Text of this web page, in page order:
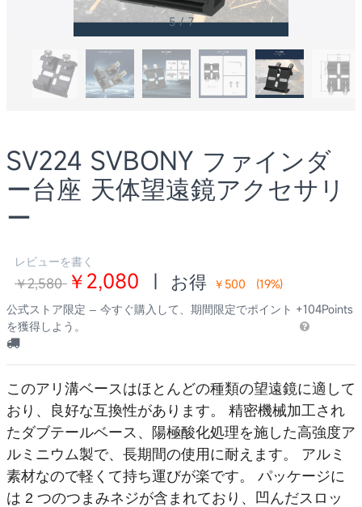
6/7
SV224 SVBONY ファインダ
ー台座 天体望遠鏡アクセサリ
ー
レビューを書く
￥2,580 ￥2,080 | お得 ￥500 (19%)
公式ストア限定 – 今すぐ購入して、期間限定でポイント
を獲得しよう。
+104Points
このアリ溝ベースはほとんどの種類の望遠鏡に適して
おり、良好な互換性があります。 精密機械加工され
たダブテールベース、陽極酸化処理を施した高強度ア
ルミニウム製で、長期間の使用に耐えます。 アルミ
素材なので軽くて持ち運びが楽です。 パッケージに
は 2 つのつまみネジが含まれており、凹んだスロッ